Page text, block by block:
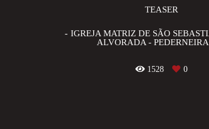
TEASER
IGREJA MATRIZ DE SÃO
ALVORADA -
1528 0